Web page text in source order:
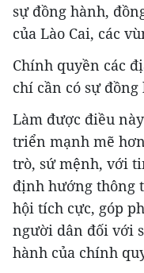
sự đồng hành,
của Lào Cai, các
Chính quyền các
chí cần có sự
Làm được điều
triển mạnh mẽ
trò, sứ mệnh, với
định hướng thông
hội tích cực, góp
người dân đối với
hành của chính